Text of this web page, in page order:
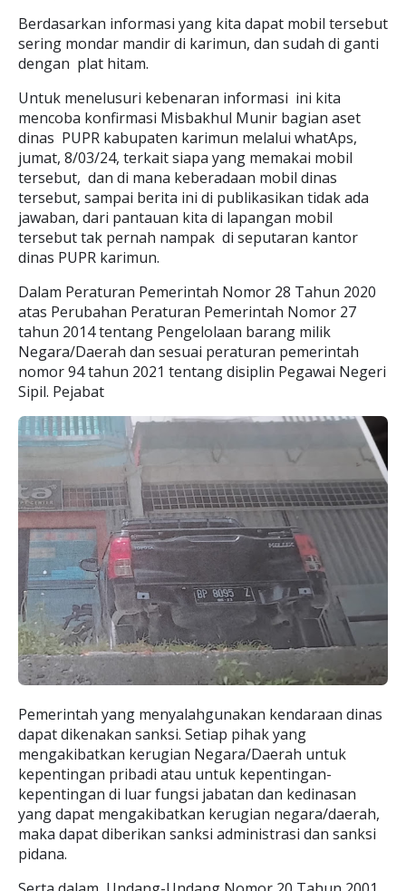
Berdasarkan informasi yang kita dapat mobil tersebut
sering mondar mandir di karimun, dan sudah di ganti
dengan plat hitam.
Untuk menelusuri kebenaran informasi ini kita
mencoba konfirmasi Misbakhul Munir bagian aset
dinas PUPR kabupaten karimun melalui whatAps,
jumat, 8/03/24, terkait siapa yang memakai mobil
tersebut, dan di mana keberadaan mobil dinas
tersebut, sampai berita ini di publikasikan tidak ada
jawaban, dari pantauan kita di lapangan mobil
tersebut tak pernah nampak di seputaran kantor
dinas PUPR karimun.
Dalam Peraturan Pemerintah Nomor 28 Tahun 2020
atas Perubahan Peraturan Pemerintah Nomor 27
tahun 2014 tentang Pengelolaan barang milik
Negara/Daerah dan sesuai peraturan pemerintah
nomor 94 tahun 2021 tentang disiplin Pegawai Negeri
Sipil. Pejabat
Pemerintah yang menyalahgunakan kendaraan dinas
dapat dikenakan sanksi. Setiap pihak yang
mengakibatkan kerugian Negara/Daerah untuk
kepentingan pribadi atau untuk kepentingan-
kepentingan di luar fungsi jabatan dan kedinasan
yang dapat mengakibatkan kerugian negara/daerah,
maka dapat diberikan sanksi administrasi dan sanksi
pidana.